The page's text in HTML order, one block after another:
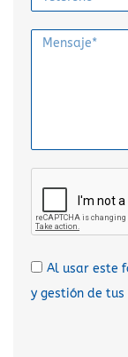
Al usar este
y gestión de